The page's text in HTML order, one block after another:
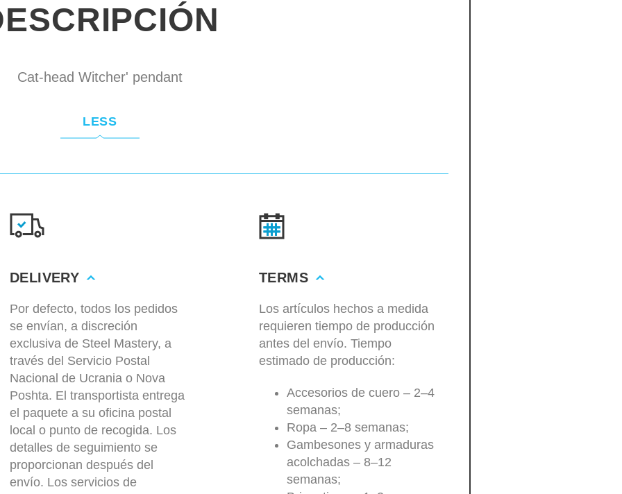
Cat-head Witcher' pendant
LESS
DELIVERY
Por defecto, todos los pedidos
se envían, a discreción
exclusiva de Steel Mastery, a
través del Servicio Postal
Nacional de Ucrania o Nova
Poshta. El transportista entrega
el paquete a su oficina postal
local o punto de recogida. Los
detalles de seguimiento se
proporcionan después del
envío. Los servicios de
TERMS
Los artículos hechos a medida
requieren tiempo de producción
antes del envío. Tiempo
estimado de producción:
Accesorios de cuero – 2–4
semanas;
Ropa – 2–8 semanas;
Gambesones y armaduras
acolchadas – 8–12
semanas;